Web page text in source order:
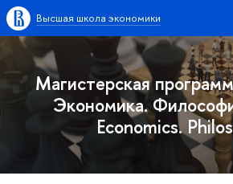
Высшая школа экономики
Магистерская
Экономика.
Economics.